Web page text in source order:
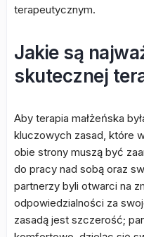
terapeutycznym.
Jakie są
skutecznej
Aby terapia małżeńska
kluczowych zasad, które
obie strony muszą być
do pracy nad sobą oraz
partnerzy byli otwarci na
odpowiedzialności za
zasadą jest szczerość;